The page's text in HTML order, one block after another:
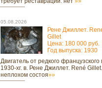
05.08.2026
Рене Джиллет.
Gillet
Цена: 180 000 руб.
Год выпуска: 1930
Двигатель от редкого французского
1930-хг. в. Рене Джиллет. René
неплохом состоя»»